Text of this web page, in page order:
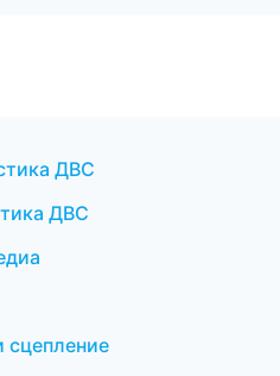
ДВС
ДВС
сцепление